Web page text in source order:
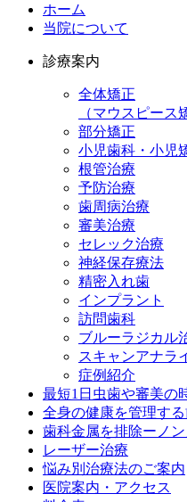
ホーム
当院について
診療案内
全体矯正
（マウスピース
部分矯正
小児歯科・小児
根管治療
予防治療
歯周病治療
審美治療
セレック治療
神経保存療法
精密入れ歯
インプラント
訪問歯科
ブルーラジカル
スキャンアナラ
症例紹介
最短1日虫歯や審美の
全身の健康を管理する
歯科金属を排除ーノ
レーザー治療
悩み別治療法のご案内
医院案内・アクセス